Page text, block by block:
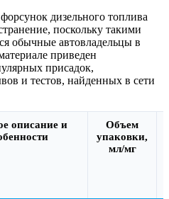
дизельного топлива
поскольку такими
обычные автовладельцы в
приведен
присадок,
и тестов, найденных в сети
описание и
Объем
упаковки,
мл/мг